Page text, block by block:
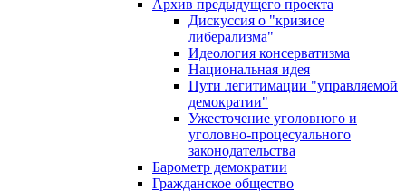
Архив предыдущего проекта
Дискуссия о "кризисе
либерализма"
Идеология консерватизма
Национальная идея
Пути легитимации "управляемой
демократии"
Ужесточение уголовного и
уголовно-процесуального
законодательства
Барометр демократии
Гражданское общество